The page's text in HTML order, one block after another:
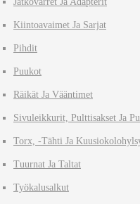
Kiintoavaimet Ja Sarjat
Pihdit
Puukot
Räikät Ja Vääntimet
Sivuleikkurit, Pulttisakset Ja
Torx, -tähti Ja
Tuurnat Ja Taltat
Työkalusalkut